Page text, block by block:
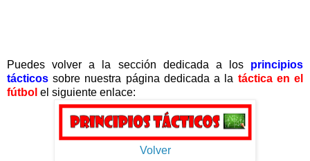
Puedes volver a la sección dedicada a los principios
tácticossobre nuestra página dedicada a la táctica en el
fútbol el siguiente enlace:
Volver